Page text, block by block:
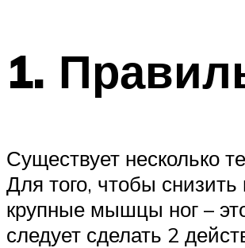
1.
Существует несколько
Для того, чтобы
крупные мышцы ног –
следует сделать 2